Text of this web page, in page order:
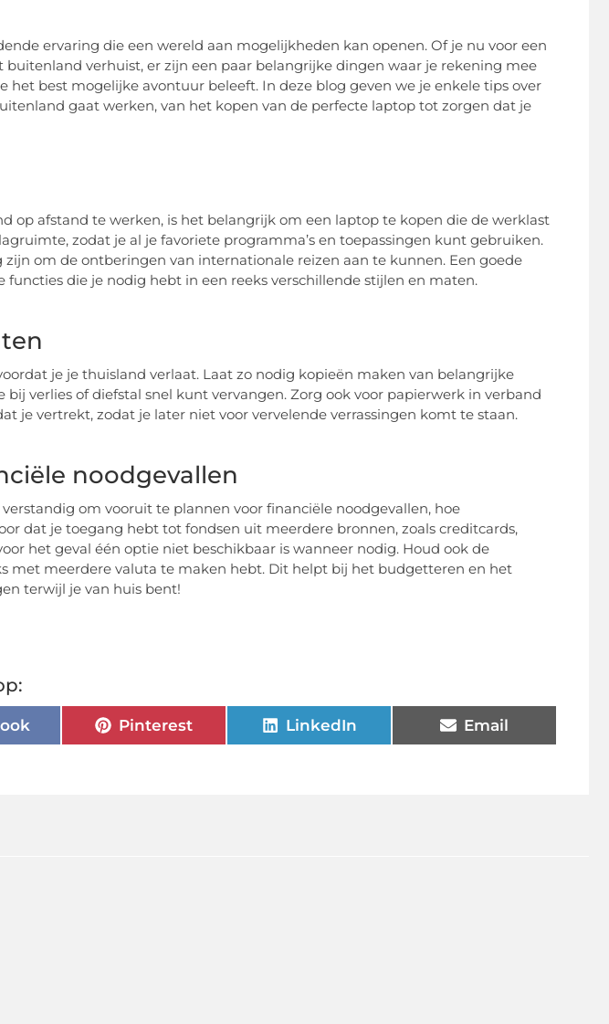
ervaring die een wereld aan mogelijkheden kan openen. Of je nu voor een
buitenland verhuist, er zijn een paar belangrijke dingen waar je rekening mee
het best mogelijke avontuur beleeft. In deze blog geven we je enkele tips over
gaat werken, van het kopen van de perfecte laptop tot zorgen dat je
op afstand te werken, is het belangrijk om een laptop te kopen die de werklast
zodat je al je favoriete programma’s en toepassingen kunt gebruiken.
om de ontberingen van internationale reizen aan te kunnen. Een goede
functies die je nodig hebt in een reeks verschillende stijlen en maten.
je je thuisland verlaat. Laat zo nodig kopieën maken van belangrijke
bij verlies of diefstal snel kunt vervangen. Zorg ook voor papierwerk in verband
je vertrekt, zodat je later niet voor vervelende verrassingen komt te staan.
noodgevallen
om vooruit te plannen voor financiële noodgevallen, hoe
dat je toegang hebt tot fondsen uit meerdere bronnen, zoals creditcards,
het geval één optie niet beschikbaar is wanneer nodig. Houd ook de
met meerdere valuta te maken hebt. Dit helpt bij het budgetteren en het
terwijl je van huis bent!
Pinterest LinkedIn Email